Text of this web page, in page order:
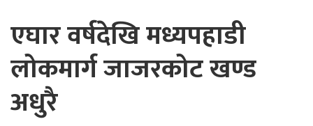
एघार वर्षदेखि मध्यपहाडी
लोकमार्ग जाजरकोट खण्ड
अधुरै